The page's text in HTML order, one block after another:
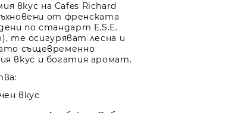
вкус на Cafes Richard
от френската
по стандарт E.S.E.
те осигуряват лесна и
същевременно
вкус и богатия аромат.
вкус